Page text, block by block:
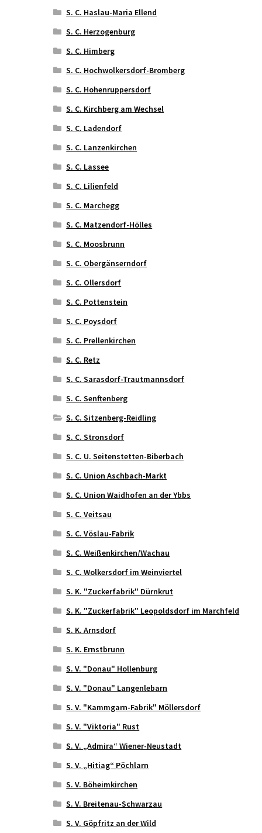
S. C. Haslau-Maria Ellend
S. C. Herzogenburg
S. C. Himberg
S. C. Hochwolkersdorf-Bromberg
S. C. Hohenruppersdorf
S. C. Kirchberg am Wechsel
S. C. Ladendorf
S. C. Lanzenkirchen
S. C. Lassee
S. C. Lilienfeld
S. C. Marchegg
S. C. Matzendorf-Hölles
S. C. Moosbrunn
S. C. Obergänserndorf
S. C. Ollersdorf
S. C. Pottenstein
S. C. Poysdorf
S. C. Prellenkirchen
S. C. Retz
S. C. Sarasdorf-Trautmannsdorf
S. C. Senftenberg
S. C. Sitzenberg-Reidling
S. C. Stronsdorf
S. C. U. Seitenstetten-Biberbach
S. C. Union Aschbach-Markt
S. C. Union Waidhofen an der Ybbs
S. C. Veitsau
S. C. Vöslau-Fabrik
S. C. Weißenkirchen/Wachau
S. C. Wolkersdorf im Weinviertel
S. K. "Zuckerfabrik" Dürnkrut
S. K. "Zuckerfabrik" Leopoldsdorf im Marchfeld
S. K. Arnsdorf
S. K. Ernstbrunn
S. V. "Donau" Hollenburg
S. V. "Donau" Langenlebarn
S. V. "Kammgarn-Fabrik" Möllersdorf
S. V. "Viktoria" Rust
S. V. „Admira“ Wiener-Neustadt
S. V. „Hitiag“ Pöchlarn
S. V. Böheimkirchen
S. V. Breitenau-Schwarzau
S. V. Göpfritz an der Wild